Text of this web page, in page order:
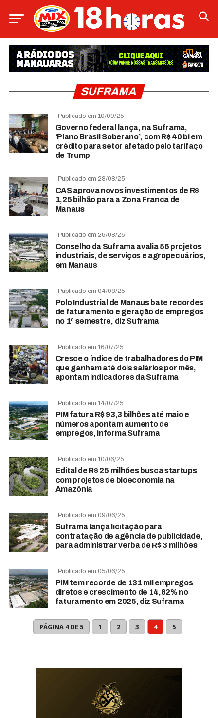
SUFRAMA
Publicado em 10/09/25
Governo federal lança, na Suframa,
‘Plano Brasil Soberano’, com R$ 40 bi em
crédito para setor afetado pelo tarifaço
de Trump
Publicado em 28/08/25
CAS aprova novos investimentos de R$
1,25 bilhão para a Zona Franca de
Manaus
Publicado em 26/08/25
Conselho da Suframa avalia 56 projetos
industriais, de serviços e agropecuários,
em Manaus
Publicado em 04/08/25
Polo Industrial de Manaus bate recordes
de faturamento e geração de empregos
no 1º semestre, diz Suframa
Publicado em 16/07/25
Cresce o índice de trabalhadores do PIM
que ganham até dois salários por mês,
apontam indicadores da Suframa
Publicado em 14/07/25
PIM fatura R$ 93,3 bilhões até maio e
números apontam aumento de
empregos, informa Suframa
Publicado em 10/06/25
Edital de R$ 25 milhões busca startups
com projetos de bioeconomia na
Amazônia
Publicado em 09/06/25
Suframa lança licitação para
contratação de agência de publicidade,
para administrar verba de R$ 3 milhões
Publicado em 05/06/25
PIM tem recorde de 131 mil empregos
diretos e crescimento de 14,82% no
faturamento em 2025, diz Suframa
PÁGINA 4 DE 5 1 2 3 4 5